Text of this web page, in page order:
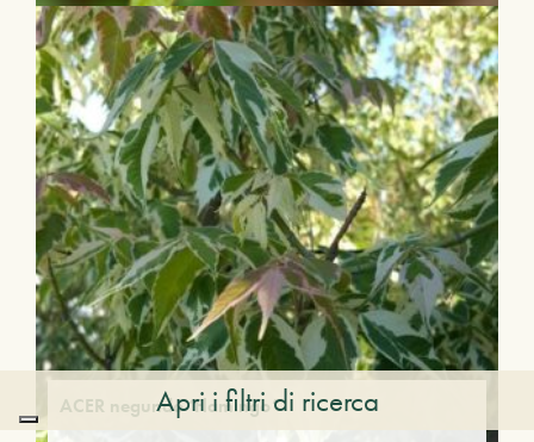
ACER negundo ‘Flamingo’
Apri i filtri di ricerca